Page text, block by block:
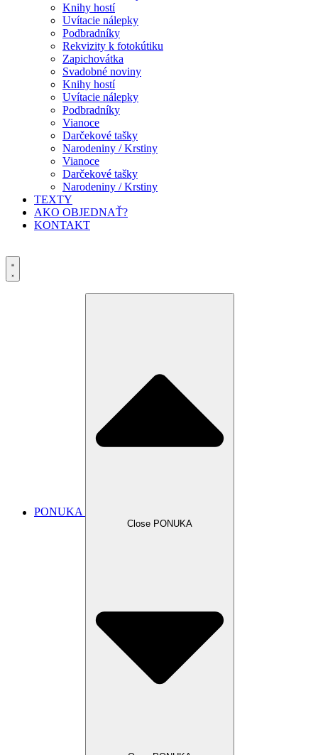
Knihy hostí
Uvítacie nálepky
Podbradníky
Rekvizity k fotokútiku
Zapichovátka
Svadobné noviny
Knihy hostí
Uvítacie nálepky
Podbradníky
Vianoce
Darčekové tašky
Narodeniny / Krstiny
Vianoce
Darčekové tašky
Narodeniny / Krstiny
TEXTY
AKO OBJEDNAŤ?
KONTAKT
PONUKA
Close PONUKA